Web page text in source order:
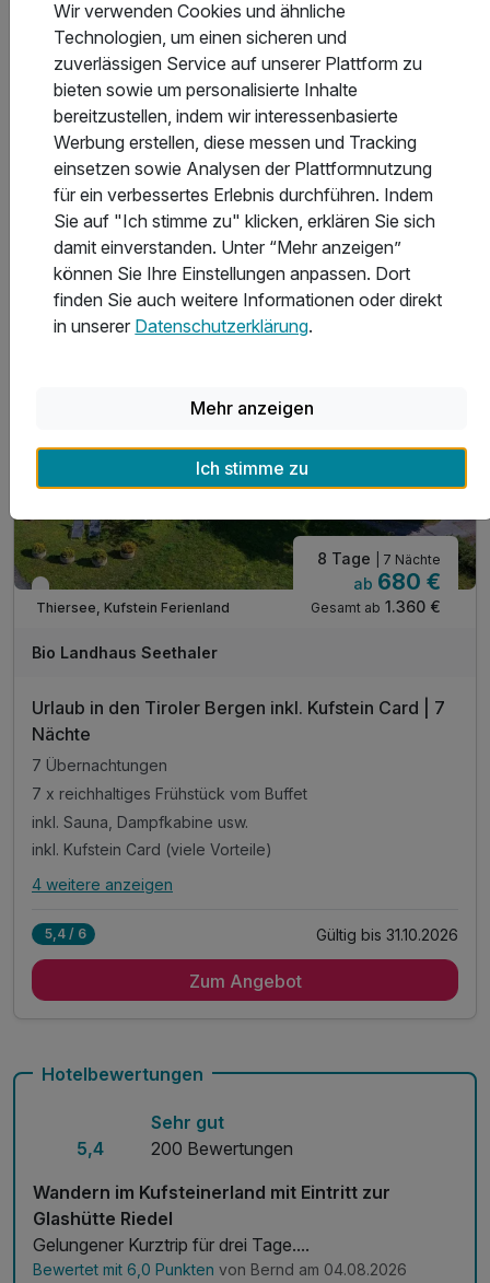
4 x 4-Gang-Bio-Menü am Abend
inkl. KufsteinCard mit vielen Ermäßigungen
Alle Inklusivleistungen 10 enthalten
4 Übernachtungen
4 x reichhaltiges Frühstück vom Buffet
4 x 4-Gang-Bio-Menü am Abend
inkl. KufsteinCard mit vielen Ermäßigungen
inkl. Nutzung Sauna, Dampfbad und Pysiothermkabine
inkl. Parkplatz
incl. Langlaufpass Ursprung
6 weitere anzeigen
Zum Angebot
Nur noch bis Oktober
Thiersee, Kufstein Ferienland
8 Tage | 7 Nächte
ab 680 €
Gesamt ab 1.360 €
Bio Landhaus Seethaler
Urlaub in den Tiroler Bergen inkl. Kufstein Card | 7
Nächte
7 Übernachtungen
7 x reichhaltiges Frühstück vom Buffet
inkl. Sauna, Dampfkabine usw.
inkl. Kufstein Card (viele Vorteile)
Alle Inklusivleistungen
7 x reichhaltiges Frühstück vom Buffet
inkl. Sommerwochenprogramm
inkl. Berg Talfahrt Kaiserlift
inkl. geführte Wanderungen
4 weitere anzeigen
5,4 / 6 Gültig bis 31.10.2026
Zum Angebot
Hotelbewertungen
5,4
Sehr gut
200 Bewertungen
Wandern im Kufsteinerland mit Eintritt zur
Glashütte Riedel
Gelungener Kurztrip für drei Tage....
Bewertet mit 6,0 Punkten von Bernd am 04.08.2026
Wir verwenden Cookies und ähnliche
Technologien, um einen sicheren und
zuverlässigen Service auf unserer Plattform zu
bieten sowie um personalisierte Inhalte
bereitzustellen, indem wir interessenbasierte
Werbung erstellen, diese messen und Tracking
einsetzen sowie Analysen der Plattformnutzung
für ein verbessertes Erlebnis durchführen. Indem
Sie auf "Ich stimme zu" klicken, erklären Sie sich
damit einverstanden. Unter “Mehr anzeigen”
können Sie Ihre Einstellungen anpassen. Dort
finden Sie auch weitere Informationen oder direkt
in unserer Datenschutzerklärung.
Mehr anzeigen
Ich stimme zu